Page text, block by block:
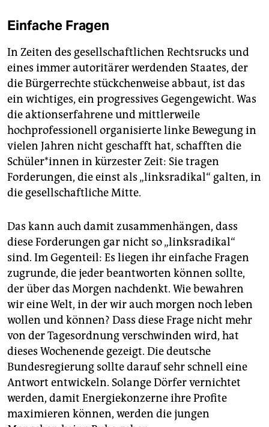
Einfache Fragen
In Zeiten des gesellschaftlichen Rechtsrucks und
eines immer autoritärer werdenden Staates, der
die Bürgerrechte stückchenweise abbaut, ist das
ein wichtiges, ein progressives Gegengewicht. Was
die aktionserfahrene und mittlerweile
hochprofessionell organisierte linke Bewegung in
vielen Jahren nicht geschafft hat, schafften die
Schü­le­r*innen in kürzester Zeit: Sie tragen
Forderungen, die einst als „linksradikal“ galten, in
die gesellschaftliche Mitte.
Das kann auch damit zusammenhängen, dass
diese Forderungen gar nicht so „linksradikal“
sind. Im Gegenteil: Es liegen ihr einfache Fragen
zugrunde, die jeder beantworten können sollte,
der über das Morgen nachdenkt. Wie bewahren
wir eine Welt, in der wir auch morgen noch leben
wollen und können? Dass diese Frage nicht mehr
von der Tagesordnung verschwinden wird, hat
dieses Wochenende gezeigt. Die deutsche
Bundesregierung sollte darauf sehr schnell eine
Antwort entwickeln. Solange Dörfer vernichtet
werden, damit Energiekonzerne ihre Profite
maximieren können, werden die jungen